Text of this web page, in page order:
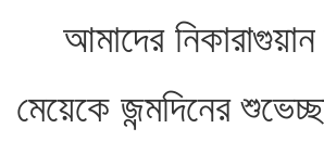
আমাদের নিকারাগুয়ান
মেয়েকে জন্মদিনের